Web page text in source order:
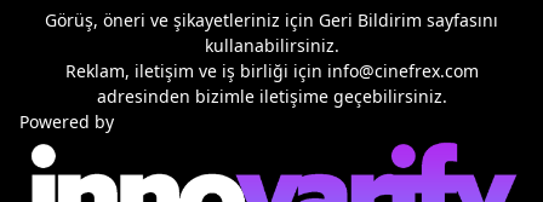
Görüş, öneri ve şikayetleriniz için Geri Bildirim sayfasını
kullanabilirsiniz.
Reklam, iletişim ve iş birliği için info@cinefrex.com
adresinden bizimle iletişime geçebilirsiniz.
Powered by